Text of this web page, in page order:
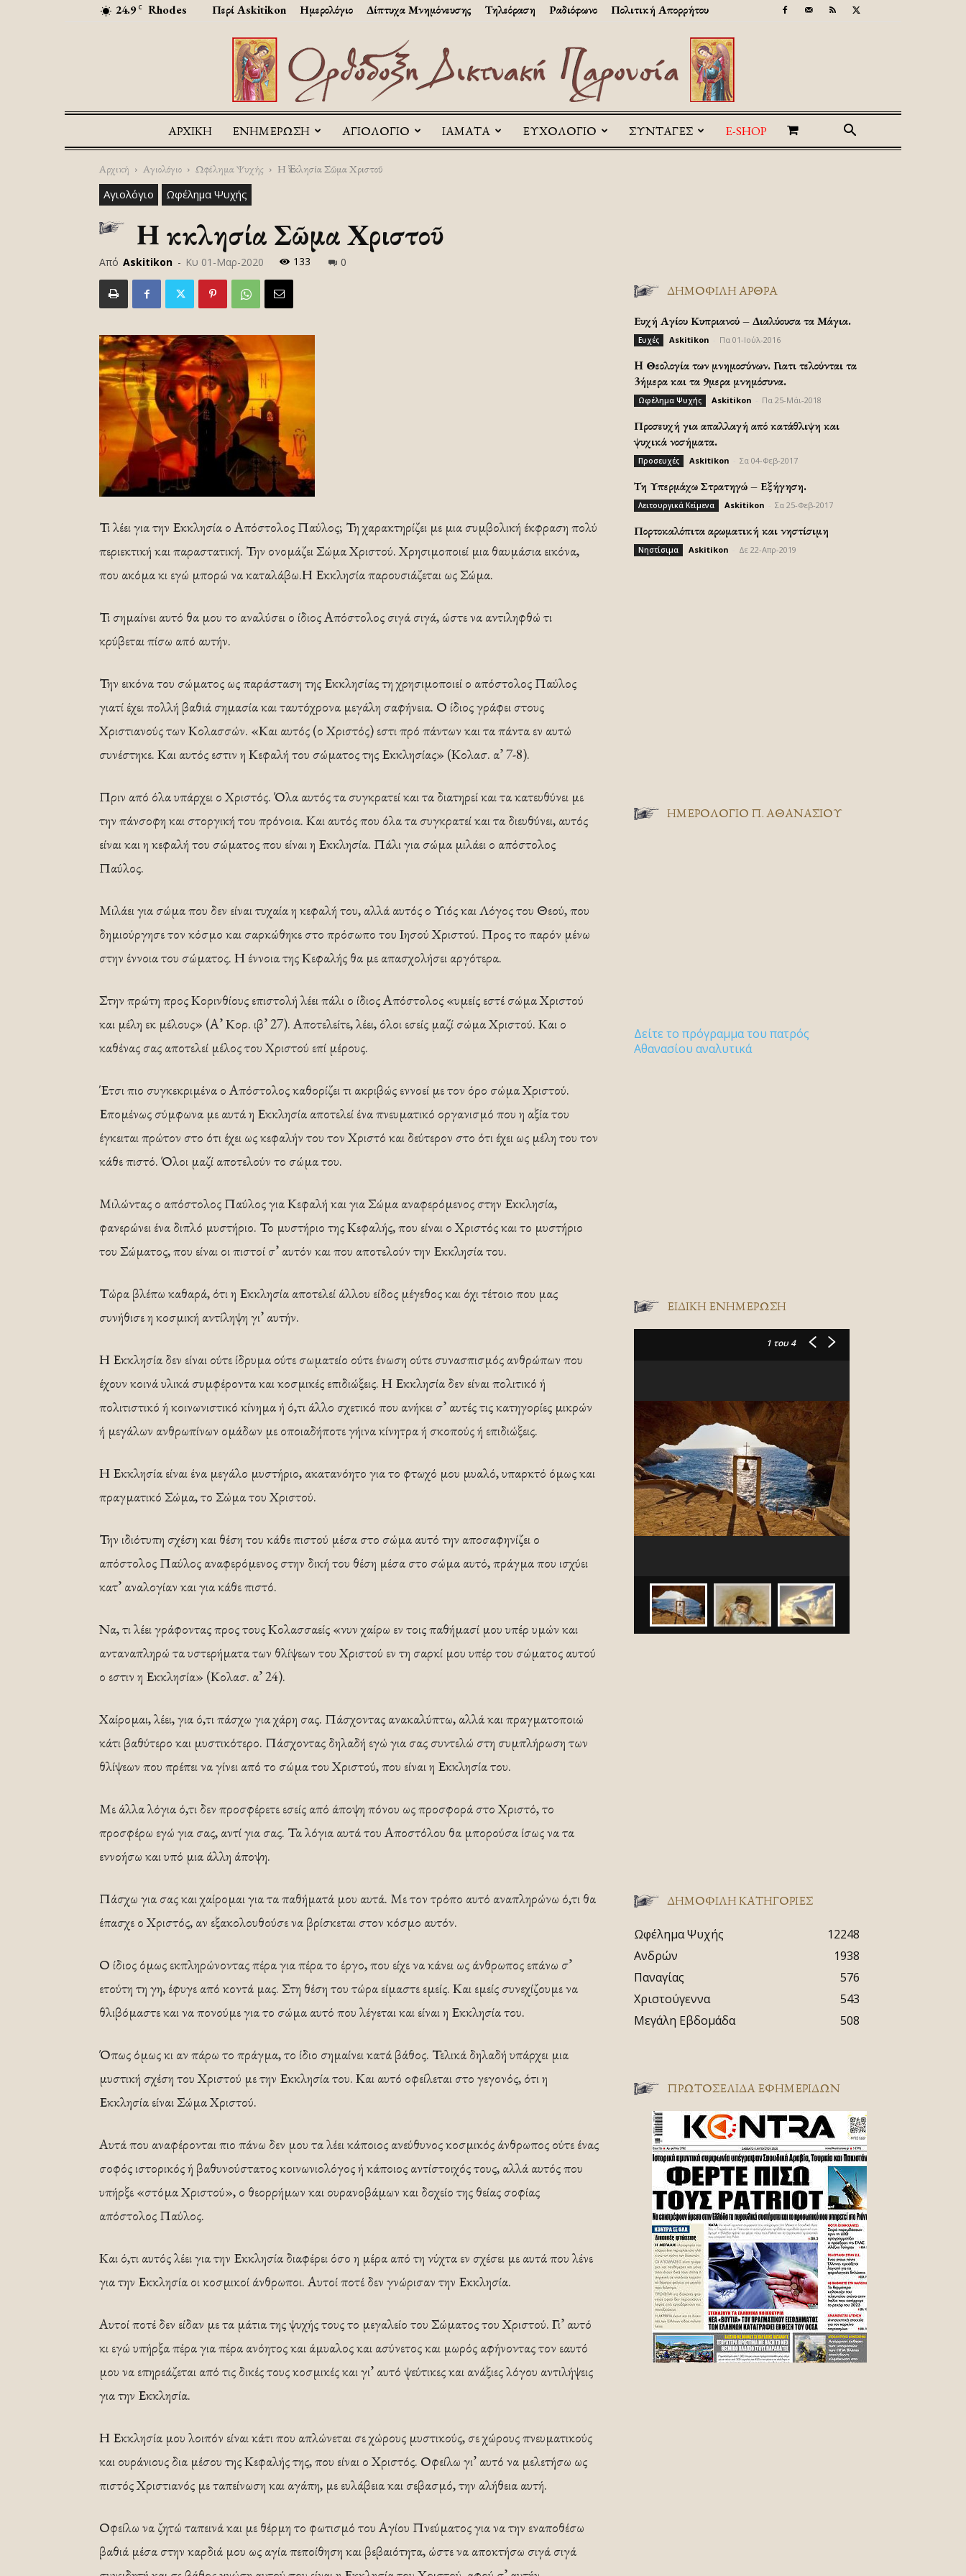
24.9 C Rhodes Περί Askitikon Ημερολόγιο Δίπτυχα Μνημόνευσης Τηλεόραση Ραδιόφωνο Πολιτική Απορρήτου
Askitikon
ΑΡΧΙΚΉ ΕΝΗΜΕΡΩΣΗ ΑΓΙΟΛΟΓΙΟ ΙΑΜΑΤΑ ΕΥΧΟΛΟΓΙΟ ΣΥΝΤΑΓΕΣ E-SHOP
Αρχική Αγιολόγιο Ωφέλημα Ψυχής Η Ἐκκλησία Σῶμα Χριστοῦ
Αγιολόγιο Ωφέλημα Ψυχής
Η Ἐκκλησία Σῶμα Χριστοῦ
Από Askitikon - Κυ 01-Μαρ-2020 133 0
Τι λέει για την Εκκλησία ο Απόστολος Παύλος; Τη χαρακτηρίζει με μια συμβολική έκφραση πολύ
περιεκτική και παραστατική. Την ονομάζει Σώμα Χριστού. Χρησιμοποιεί μια θαυμάσια εικόνα,
που ακόμα κι εγώ μπορώ να καταλάβω.Η Εκκλησία παρουσιάζεται ως Σώμα.
Τι σημαίνει αυτό θα μου το αναλύσει ο ίδιος Απόστολος σιγά σιγά, ώστε να αντιληφθώ τι
κρύβεται πίσω από αυτήν.
Την εικόνα του σώματος ως παράσταση της Εκκλησίας τη χρησιμοποιεί ο απόστολος Παύλος
γιατί έχει πολλή βαθιά σημασία και ταυτόχρονα μεγάλη σαφήνεια. Ο ίδιος γράφει στους
Χριστιανούς των Κολασσών. «Και αυτός (ο Χριστός) εστι πρό πάντων και τα πάντα εν αυτώ
συνέστηκε. Και αυτός εστιν η Κεφαλή του σώματος της Εκκλησίας» (Κολασ. α’ 7-8).
Πριν από όλα υπάρχει ο Χριστός. Όλα αυτός τα συγκρατεί και τα διατηρεί και τα κατευθύνει με
την πάνσοφη και στοργική του πρόνοια. Και αυτός που όλα τα συγκρατεί και τα διευθύνει, αυτός
είναι και η κεφαλή του σώματος που είναι η Εκκλησία. Πάλι για σώμα μιλάει ο απόστολος
Παύλος.
Μιλάει για σώμα που δεν είναι τυχαία η κεφαλή του, αλλά αυτός ο Υιός και Λόγος του Θεού, που
δημιούργησε τον κόσμο και σαρκώθηκε στο πρόσωπο του Ιησού Χριστού. Προς το παρόν μένω
στην έννοια του σώματος. Η έννοια της Κεφαλής θα με απασχολήσει αργότερα.
Στην πρώτη προς Κορινθίους επιστολή λέει πάλι ο ίδιος Απόστολος «υμείς εστέ σώμα Χριστού
και μέλη εκ μέλους» (Α’ Κορ. ιβ’ 27). Αποτελείτε, λέει, όλοι εσείς μαζί σώμα Χριστού. Και ο
καθένας σας αποτελεί μέλος του Χριστού επί μέρους.
Έτσι πιο συγκεκριμένα ο Απόστολος καθορίζει τι ακριβώς εννοεί με τον όρο σώμα Χριστού.
Επομένως σύμφωνα με αυτά η Εκκλησία αποτελεί ένα πνευματικό οργανισμό που η αξία του
έγκειται πρώτον στο ότι έχει ως κεφαλήν του τον Χριστό και δεύτερον στο ότι έχει ως μέλη του τον
κάθε πιστό. Όλοι μαζί αποτελούν το σώμα του.
Μιλώντας ο απόστολος Παύλος για Κεφαλή και για Σώμα αναφερόμενος στην Εκκλησία,
φανερώνει ένα διπλό μυστήριο. Το μυστήριο της Κεφαλής, που είναι ο Χριστός και το μυστήριο
του Σώματος, που είναι οι πιστοί σ’ αυτόν και που αποτελούν την Εκκλησία του.
Τώρα βλέπω καθαρά, ότι η Εκκλησία αποτελεί άλλου είδος μέγεθος και όχι τέτοιο που μας
συνήθισε η κοσμική αντίληψη γι’ αυτήν.
Η Εκκλησία δεν είναι ούτε ίδρυμα ούτε σωματείο ούτε ένωση ούτε συνασπισμός ανθρώπων που
έχουν κοινά υλικά συμφέροντα και κοσμικές επιδιώξεις. Η Εκκλησία δεν είναι πολιτικό ή
πολιτιστικό ή κοινωνιστικό κίνημα ή ό,τι άλλο σχετικό που ανήκει σ’ αυτές τις κατηγορίες μικρών
ή μεγάλων ανθρωπίνων ομάδων με οποιαδήποτε γήινα κίνητρα ή σκοπούς ή επιδιώξεις.
Η Εκκλησία είναι ένα μεγάλο μυστήριο, ακατανόητο για το φτωχό μου μυαλό, υπαρκτό όμως και
πραγματικό Σώμα, το Σώμα του Χριστού.
Την ιδιότυπη σχέση και θέση του κάθε πιστού μέσα στο σώμα αυτό την αποσαφηνίζει ο
απόστολος Παύλος αναφερόμενος στην δική του θέση μέσα στο σώμα αυτό, πράγμα που ισχύει
κατ’ αναλογίαν και για κάθε πιστό.
Να, τι λέει γράφοντας προς τους Κολασσαείς «νυν χαίρω εν τοις παθήμασί μου υπέρ υμών και
ανταναπληρώ τα υστερήματα των θλίψεων του Χριστού εν τη σαρκί μου υπέρ του σώματος αυτού
ο εστιν η Εκκλησία» (Κολασ. α’ 24).
Χαίρομαι, λέει, για ό,τι πάσχω για χάρη σας. Πάσχοντας ανακαλύπτω, αλλά και πραγματοποιώ
κάτι βαθύτερο και μυστικότερο. Πάσχοντας δηλαδή εγώ για σας συντελώ στη συμπλήρωση των
θλίψεων που πρέπει να γίνει από το σώμα του Χριστού, που είναι η Εκκλησία του.
Με άλλα λόγια ό,τι δεν προσφέρετε εσείς από άποψη πόνου ως προσφορά στο Χριστό, το
προσφέρω εγώ για σας, αντί για σας. Τα λόγια αυτά του Αποστόλου θα μπορούσα ίσως να τα
εννοήσω και υπό μια άλλη άποψη.
Πάσχω για σας και χαίρομαι για τα παθήματά μου αυτά. Με τον τρόπο αυτό αναπληρώνω ό,τι θα
έπασχε ο Χριστός, αν εξακολουθούσε να βρίσκεται στον κόσμο αυτόν.
Ο ίδιος όμως εκπληρώνοντας πέρα για πέρα το έργο, που είχε να κάνει ως άνθρωπος επάνω σ’
ετούτη τη γη, έφυγε από κοντά μας. Στη θέση του τώρα είμαστε εμείς. Και εμείς συνεχίζουμε να
θλιβόμαστε και να πονούμε για το σώμα αυτό που λέγεται και είναι η Εκκλησία του.
Όπως όμως κι αν πάρω το πράγμα, το ίδιο σημαίνει κατά βάθος. Τελικά δηλαδή υπάρχει μια
μυστική σχέση του Χριστού με την Εκκλησία του. Και αυτό οφείλεται στο γεγονός, ότι η
Εκκλησία είναι Σώμα Χριστού.
Αυτά που αναφέρονται πιο πάνω δεν μου τα λέει κάποιος ανεύθυνος κοσμικός άνθρωπος ούτε ένας
σοφός ιστορικός ή βαθυνούστατος κοινωνιολόγος ή κάποιος αντίστοιχός τους, αλλά αυτός που
υπήρξε «στόμα Χριστού», ο θεορρήμων και ουρανοβάμων και δοχείο της θείας σοφίας
απόστολος Παύλος.
Και ό,τι αυτός λέει για την Εκκλησία διαφέρει όσο η μέρα από τη νύχτα εν σχέσει με αυτά που λένε
για την Εκκλησία οι κοσμικοί άνθρωποι. Αυτοί ποτέ δεν γνώρισαν την Εκκλησία.
Αυτοί ποτέ δεν είδαν με τα μάτια της ψυχής τους το μεγαλείο του Σώματος του Χριστού. Γι’ αυτό
κι εγώ υπήρξα πέρα για πέρα ανόητος και άμυαλος και ασύνετος και μωρός αφήνοντας τον εαυτό
μου να επηρεάζεται από τις δικές τους κοσμικές και γι’ αυτό ψεύτικες και ανάξιες λόγου αντιλήψεις
για την Εκκλησία.
Η Εκκλησία μου λοιπόν είναι κάτι που απλώνεται σε χώρους μυστικούς, σε χώρους πνευματικούς
και ουράνιους δια μέσου της Κεφαλής της, που είναι ο Χριστός. Οφείλω γι’ αυτό να μελετήσω ως
πιστός Χριστιανός με ταπείνωση και αγάπη, με ευλάβεια και σεβασμό, την αλήθεια αυτή.
Οφείλω να ζητώ ταπεινά και με θέρμη το φωτισμό του Αγίου Πνεύματος για να την εναποθέσω
βαθιά μέσα στην καρδιά μου ως αγία πεποίθηση και βεβαιότητα, ώστε να αποκτήσω σιγά σιγά
ΔΗΜΟΦΙΛΗ ΑΡΘΡΑ
Ευχή Αγίου Κυπριανού – Διαλύουσα τα Μάγια.
Ευχές Askitikon Πα 01-Ιούλ-2016
H Θεολογία των μνημοσύνων. Γιατι τελούνται τα
3ήμερα και τα 9μερα μνημόσυνα.
Ωφέλημα Ψυχής Askitikon Πα 25-Μάι-2018
Προσευχή για απαλλαγή από κατάθλιψη και
ψυχικά νοσήματα.
Προσευχές Askitikon Σα 04-Φεβ-2017
Τη Υπερμάχω Στρατηγώ – Εξήγηση.
Λειτουργικά Κείμενα Askitikon Σα 25-Φεβ-2017
Πορτοκαλόπιτα αρωματική και νηστίσιμη
Νηστίσιμα Askitikon Δε 22-Απρ-2019
ΗΜΕΡΟΛΟΓΙΟ Π. ΑΘΑΝΑΣΙΟΥ
Δείτε το πρόγραμμα του πατρός
Αθανασίου αναλυτικά
ΕΙΔΙΚΉ ΕΝΗΜΈΡΩΣΗ
1 του 4
ΔΗΜΟΦΙΛΗ ΚΑΤΗΓΟΡΙΕΣ
Ωφέλημα Ψυχής
12248
Ανδρών
1938
Παναγίας
576
Χριστούγεννα
543
Μεγάλη Εβδομάδα
508
ΠΡΩΤΟΣΈΛΙΔΑ ΕΦΗΜΕΡΊΔΩΝ